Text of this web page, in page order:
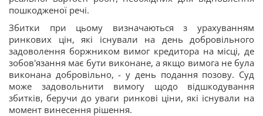
пошкодженої речі.
Збитки при цьому визначаються з урахуванням
ринкових цін, які існували на день добровільного
задоволення боржником вимог кредитора на місці, де
зобов'язання має бути виконане, а якщо вимога не була
виконана добровільно, - у день подання позову. Суд
може задовольнити вимогу щодо відшкодування
збитків, беручи до уваги ринкові ціни, які існували на
момент винесення рішення.